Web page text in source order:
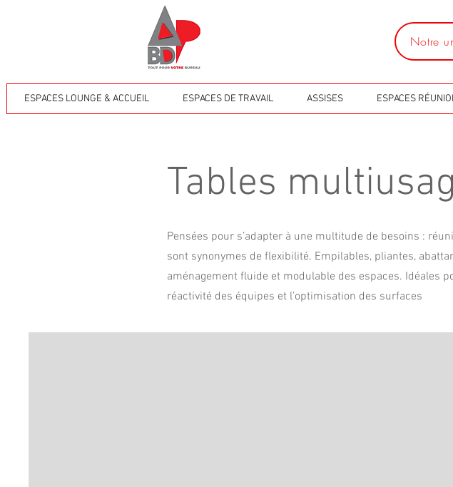
Notre
ESPACES LOUNGE & ACCUEIL ESPACES DE TRAVAIL ASSISES ESPACES
Tables
Pensées pour s’adapter à une multitude de besoins :
sont synonymes de flexibilité. Empilables, pliantes,
aménagement fluide et modulable des espaces. Idéales
réactivité des équipes et l’optimisation des surfaces